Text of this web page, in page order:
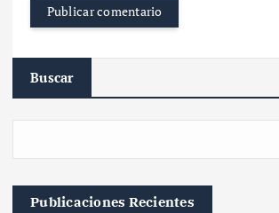
Buscar
Publicaciones Recientes